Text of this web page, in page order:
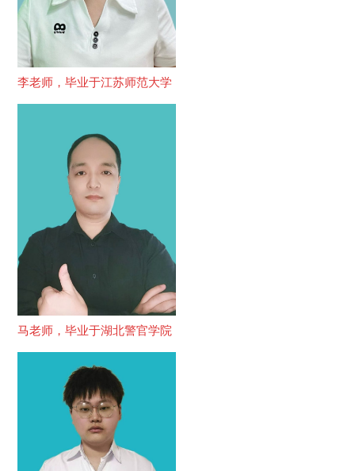
李老师，毕业于江苏师范大学
马老师，毕业于湖北警官学院